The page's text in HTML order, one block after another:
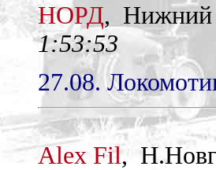
НОРД, Нижний
1:53:53
27.08.
Alex Fil,